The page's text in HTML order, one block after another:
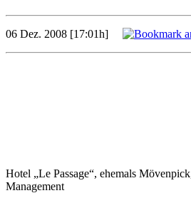
06 Dez. 2008 [17:01h]
Hotel „Le Passage“, ehemals
Management